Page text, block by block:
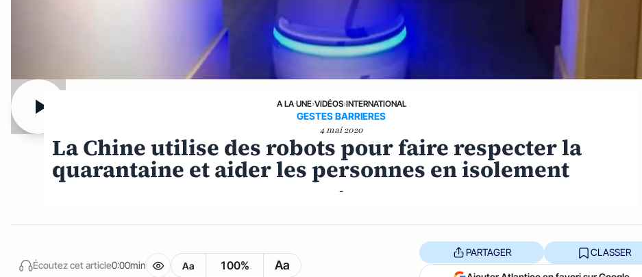
A LA UNE›VIDÉOS›INTERNATIONAL
GESTES BARRIERES
4 mai 2020
La Chine utilise des robots pour faire respecter la
quarantaine et aider les personnes en isolement
-
Écoutez cet article0:00min Aa 100% Aa
PARTAGER CLASSER